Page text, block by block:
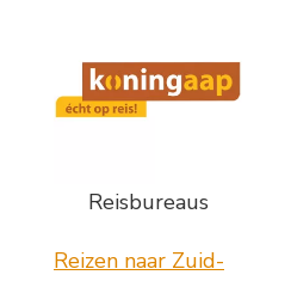
Reisbureaus
Reizen naar Zuid-